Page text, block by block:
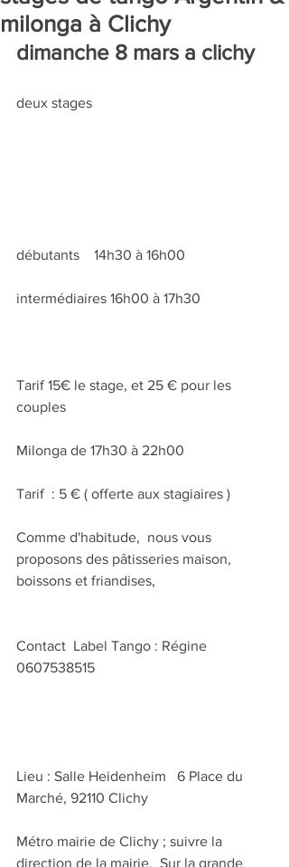
milonga à Clichy
dimanche 8 mars a clichy
deux stages
débutants    14h30 à 16h00
intermédiaires 16h00 à 17h30
Tarif 15€ le stage, et 25 € pour les
couples
Milonga de 17h30 à 22h00
Tarif  : 5 € ( offerte aux stagiaires )
Comme d'habitude,  nous vous
proposons des pâtisseries maison,
boissons et friandises,
Contact  Label Tango : Régine
0607538515
Lieu : Salle Heidenheim   6 Place du
Marché, 92110 Clichy
Métro mairie de Clichy ; suivre la
direction de la mairie.  Sur la grande